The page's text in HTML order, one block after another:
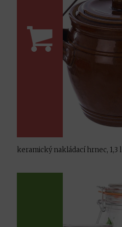
keramický nakládací hrnec, 1,3 l